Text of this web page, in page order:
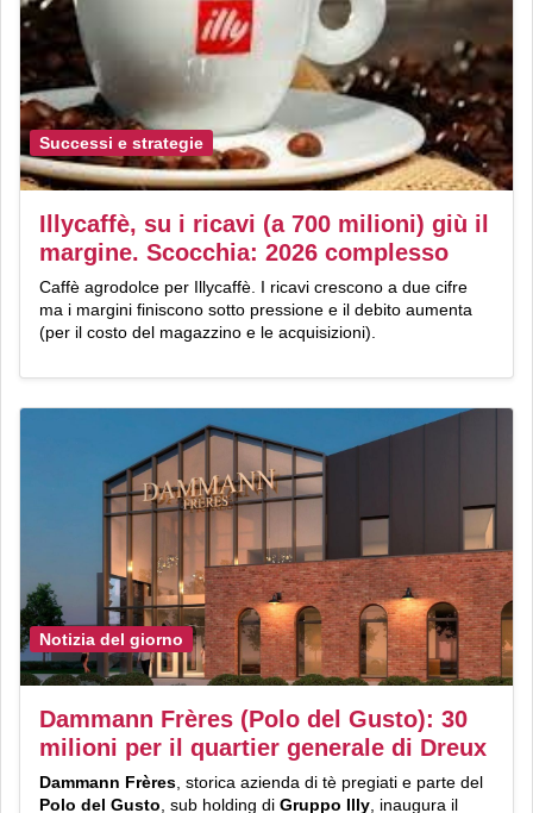
Successi e strategie
Illycaffè, su i ricavi (a 700 milioni) giù il
margine. Scocchia: 2026 complesso
Caffè agrodolce per Illycaffè. I ricavi crescono a due cifre
ma i margini finiscono sotto pressione e il debito aumenta
(per il costo del magazzino e le acquisizioni).
Notizia del giorno
Dammann Frères (Polo del Gusto): 30
milioni per il quartier generale di Dreux
Dammann Frères , storica azienda di tè pregiati e parte del
Polo del Gusto , sub holding di Gruppo Illy , inaugura il